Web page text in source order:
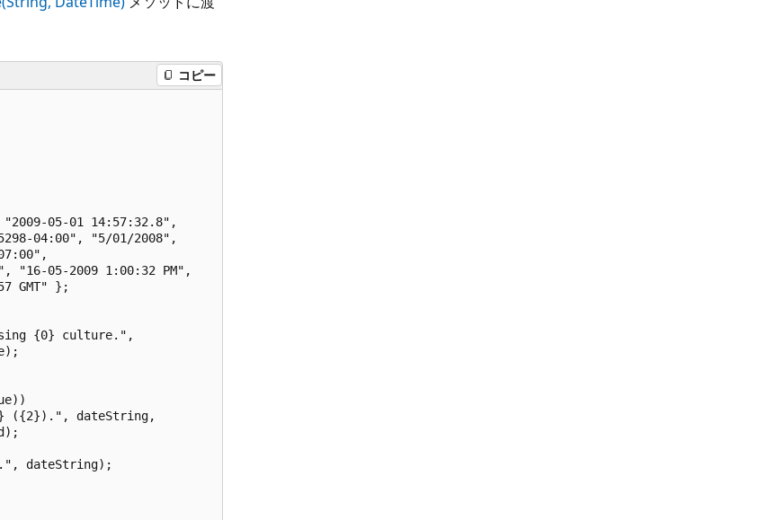
コピー
05-01 14:57:32.8",
04:00", "5/01/2008",
"16-05-2009 1:00:32 PM",
GMT" };
{0} culture.",
({2}).", dateString,
dateString);